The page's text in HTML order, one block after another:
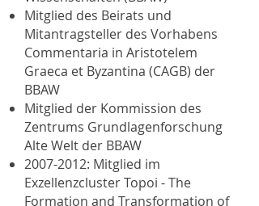
Mitglied des Beirats und
Mitantragsteller des Vorhabens
Commentaria in Aristotelem
Graeca et Byzantina (CAGB) der
BBAW
Mitglied der Kommission des
Zentrums Grundlagenforschung
Alte Welt der BBAW
2007-2012: Mitglied im
Exzellenzcluster Topoi - The
Formation and Transformation of